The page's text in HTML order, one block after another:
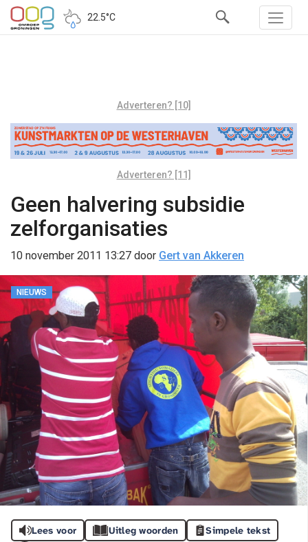
22.5°C
Adverteren? [10]
Adverteren? [11]
Geen halvering subsidie
zelforganisaties
10 november 2011 13:27 door Gert van Akkeren
NIEUWS
Lees voor Uitleg woorden Simpele tekst